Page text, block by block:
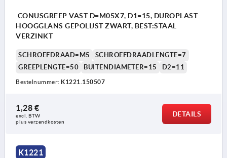
CONUSGREEP VAST D=M05X7, D1=15, DUROPLAST
HOOGGLANS GEPOLIJST ZWART, BEST:STAAL
VERZINKT
SCHROEFDRAAD=M5
SCHROEFDRAADLENGTE=7
GREEPLENGTE=50
BUITENDIAMETER=15 D2=11
Bestelnummer: K1221.150507
1,28 €
excl. BTW
plus verzendkosten
DETAILS
K1221